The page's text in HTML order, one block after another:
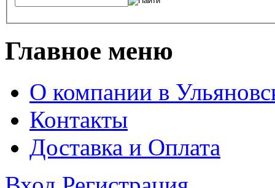
Главное меню
О компании в
Контакты
Доставка и Оплата